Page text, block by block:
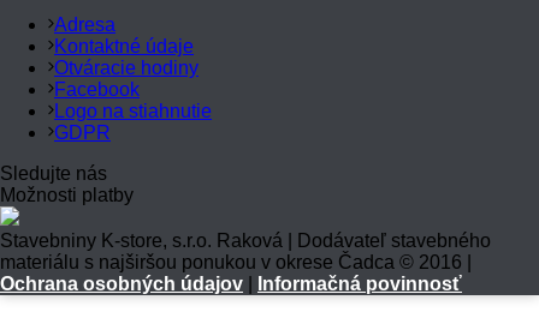
Adresa
Kontaktné údaje
Otváracie hodiny
Facebook
Logo na stiahnutie
GDPR
Sledujte nás
Možnosti platby
Stavebniny K-store, s.r.o. Raková | Dodávateľ stavebného
materiálu s najširšou ponukou v okrese Čadca © 2016 |
Ochrana osobných údajov
Informačná povinnosť